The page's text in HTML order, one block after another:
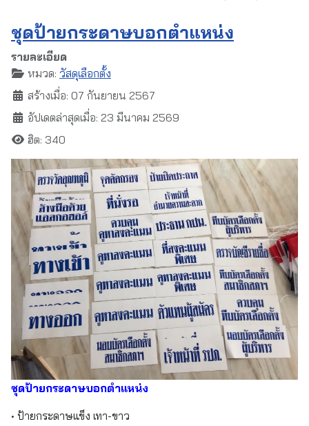
ชุดป้ายกระดาษบอกตำแหน่ง
รายละเอียด
หมวด: วัสดุเลือกตั้ง
สร้างเมื่อ: 07 กันยายน 2567
อัปเดตล่าสุดเมื่อ: 23 มีนาคม 2569
ฮิต: 340
ชุดป้ายกระดาษบอกตำแหน่ง
• ป้ายกระดาษแข็ง เทา-ขาว